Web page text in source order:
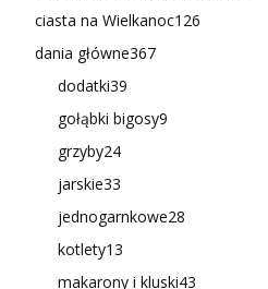
ciasta na Wielkanoc126
dania główne367
dodatki39
gołąbki bigosy9
grzyby24
jarskie33
jednogarnkowe28
kotlety13
makarony i kluski43